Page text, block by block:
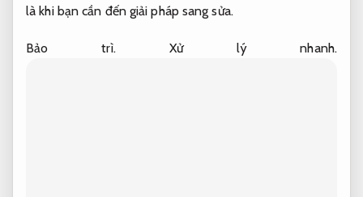
là khi bạn cần đến giải pháp sang sửa.
Bảo trì. Xử lý nhanh.